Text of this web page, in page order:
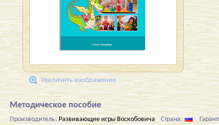
Увеличить изображение
Методическое пособие
Производитель: Развивающие игры Воскобовича Страна: